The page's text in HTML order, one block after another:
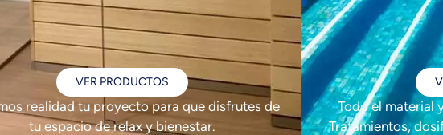
VER PRODUCTOS
realidad tu proyecto para que disfrutes de
tu espacio de relax y bienestar.
Todo el material
Tratamientos,